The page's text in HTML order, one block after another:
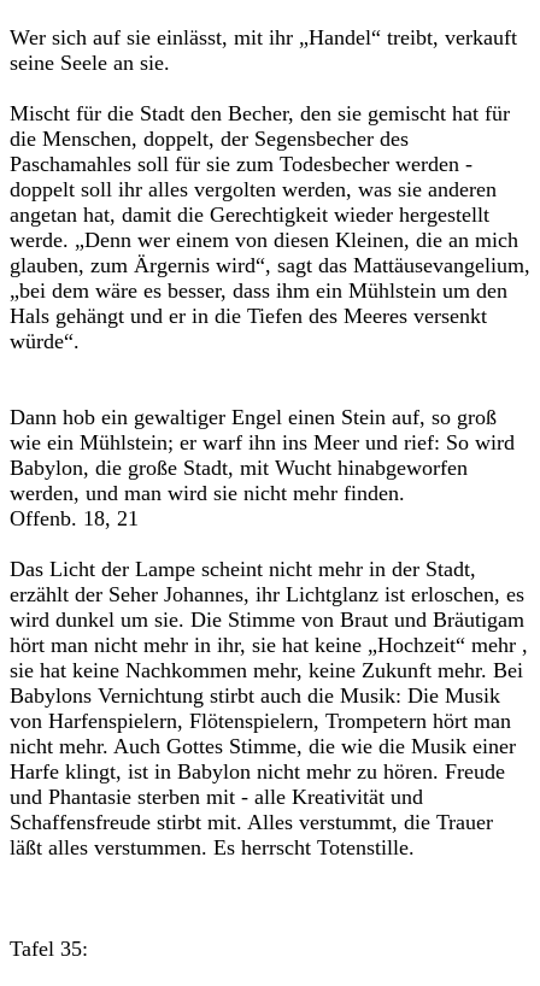
Wer sich auf sie einlässt, mit ihr „Handel“ treibt, verkauft
seine Seele an sie.
Mischt für die Stadt den Becher, den sie gemischt hat für
die Menschen, doppelt, der Segensbecher des
Paschamahles soll für sie zum Todesbecher werden -
doppelt soll ihr alles vergolten werden, was sie anderen
angetan hat, damit die Gerechtigkeit wieder hergestellt
werde. „Denn wer einem von diesen Kleinen, die an mich
glauben, zum Ärgernis wird“, sagt das Mattäusevangelium,
„bei dem wäre es besser, dass ihm ein Mühlstein um den
Hals gehängt und er in die Tiefen des Meeres versenkt
würde“.
Dann hob ein gewaltiger Engel einen Stein auf, so groß
wie ein Mühlstein; er warf ihn ins Meer und rief: So wird
Babylon, die große Stadt, mit Wucht hinabgeworfen
werden, und man wird sie nicht mehr finden.
Offenb. 18, 21
Das Licht der Lampe scheint nicht mehr in der Stadt,
erzählt der Seher Johannes, ihr Lichtglanz ist erloschen, es
wird dunkel um sie. Die Stimme von Braut und Bräutigam
hört man nicht mehr in ihr, sie hat keine „Hochzeit“ mehr ,
sie hat keine Nachkommen mehr, keine Zukunft mehr. Bei
Babylons Vernichtung stirbt auch die Musik: Die Musik
von Harfenspielern, Flötenspielern, Trompetern hört man
nicht mehr. Auch Gottes Stimme, die wie die Musik einer
Harfe klingt, ist in Babylon nicht mehr zu hören. Freude
und Phantasie sterben mit - alle Kreativität und
Schaffensfreude stirbt mit. Alles verstummt, die Trauer
läßt alles verstummen. Es herrscht Totenstille.
Tafel 35: